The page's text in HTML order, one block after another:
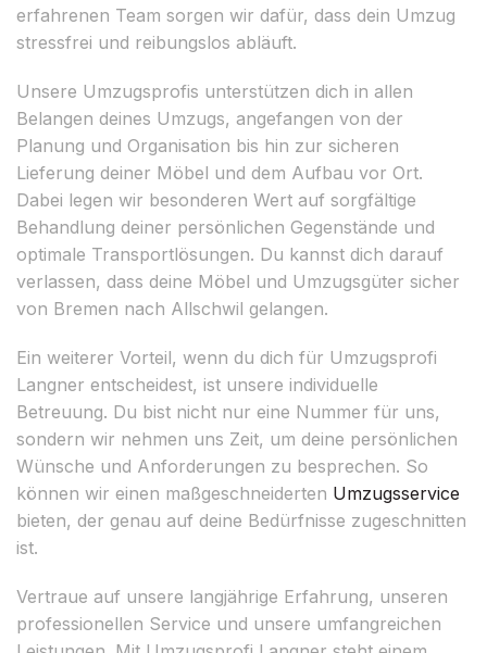
erfahrenen Team sorgen wir dafür, dass dein Umzug
stressfrei und reibungslos abläuft.
Unsere Umzugsprofis unterstützen dich in allen
Belangen deines Umzugs, angefangen von der
Planung und Organisation bis hin zur sicheren
Lieferung deiner Möbel und dem Aufbau vor Ort.
Dabei legen wir besonderen Wert auf sorgfältige
Behandlung deiner persönlichen Gegenstände und
optimale Transportlösungen. Du kannst dich darauf
verlassen, dass deine Möbel und Umzugsgüter sicher
von Bremen nach Allschwil gelangen.
Ein weiterer Vorteil, wenn du dich für Umzugsprofi
Langner entscheidest, ist unsere individuelle
Betreuung. Du bist nicht nur eine Nummer für uns,
sondern wir nehmen uns Zeit, um deine persönlichen
Wünsche und Anforderungen zu besprechen. So
können wir einen maßgeschneiderten Umzugsservice
bieten, der genau auf deine Bedürfnisse zugeschnitten
ist.
Vertraue auf unsere langjährige Erfahrung, unseren
professionellen Service und unsere umfangreichen